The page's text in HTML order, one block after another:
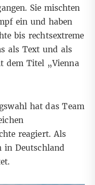
Sie mischten
ein und haben
bis rechtsextreme
als Textund als
dem Titel „Vienna
hat das Team
reagiert. Als
in Deutschland